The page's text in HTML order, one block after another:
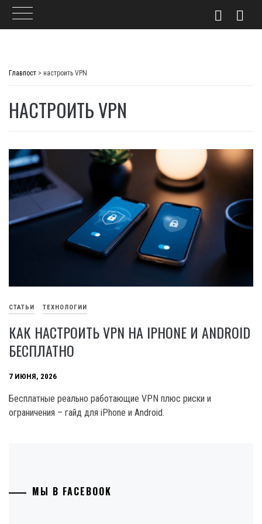
Главпост > настроить VPN
НАСТРОИТЬ VPN
СТАТЬИ ТЕХНОЛОГИИ
КАК НАСТРОИТЬ VPN НА IPHONE И ANDROID
БЕСПЛАТНО
7 ИЮНЯ, 2026
Бесплатные реально работающие VPN плюс риски и
ограничения – гайд для iPhone и Android.
МЫ В FACEBOOK